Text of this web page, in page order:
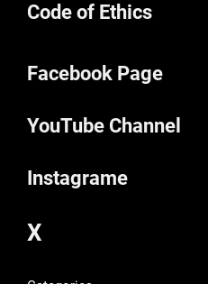
Code of Ethics
Facebook Page
YouTube Channel
Instagrame
X